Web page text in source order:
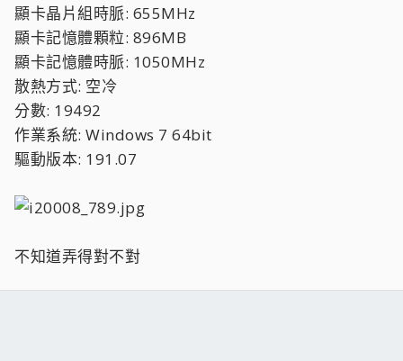
顯卡晶片組時脈: 655MHz
顯卡記憶體顆粒: 896MB
顯卡記憶體時脈: 1050MHz
散熱方式: 空冷
分數: 19492
作業系統: Windows 7 64bit
驅動版本: 191.07
不知道弄得對不對